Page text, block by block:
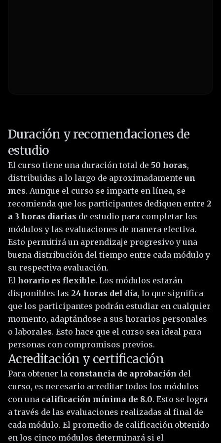
Duración y recomendaciones de
estudio
El curso tiene una duración total de 50 horas,
distribuidas a lo largo de aproximadamente un
mes. Aunque el curso se imparte en línea, se
recomienda que los participantes dediquen entre 2
a 3 horas diarias de estudio para completar los
módulos y las evaluaciones de manera efectiva.
Esto permitirá un aprendizaje progresivo y una
buena distribución del tiempo entre cada módulo y
su respectiva evaluación.
El horario es flexible. Los módulos estarán
disponibles las 24 horas del día, lo que significa
que los participantes podrán estudiar en cualquier
momento, adaptándose a sus horarios personales
o laborales. Esto hace que el curso sea ideal para
personas con compromisos previos.
Acreditación y certificación
Para obtener la constancia de aprobación del
curso, es necesario acreditar todos los módulos
con una calificación mínima de 8.0. Esto se logra
a través de las evaluaciones realizadas al final de
cada módulo. El promedio de calificación obtenido
en los cinco módulos determinará si el